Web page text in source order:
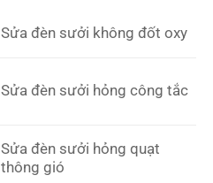
Sửa đèn sưởi không đốt oxy
Sửa đèn sưởi hỏng công tắc
Sửa đèn sưởi hỏng quạt
thông gió